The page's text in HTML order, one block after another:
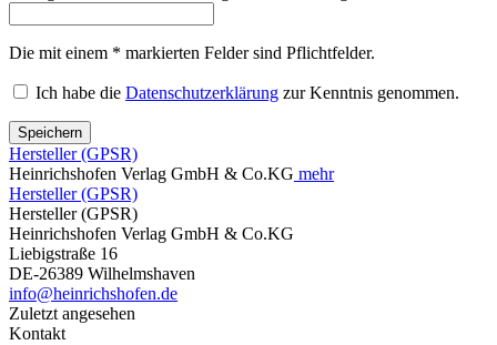
Die mit einem * markierten Felder sind Pflichtfelder.
Ich habe die Datenschutzerklärung zur Kenntnis genommen.
Speichern
Hersteller (GPSR)
Heinrichshofen Verlag GmbH & Co.KG mehr
Hersteller (GPSR)
Hersteller (GPSR)
Heinrichshofen Verlag GmbH & Co.KG
Liebigstraße 16
DE-26389 Wilhelmshaven
info@heinrichshofen.de
Zuletzt angesehen
Kontakt